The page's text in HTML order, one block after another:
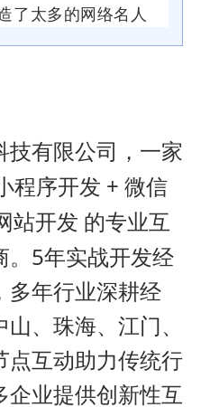
了太多的网络名人
技有限公司，一家
程序开发 + 微信
站开发 的专业互
5年实战开发经
多年行业深耕经
、珠海、江门、
点互动助力传统行
企业提供创新性互